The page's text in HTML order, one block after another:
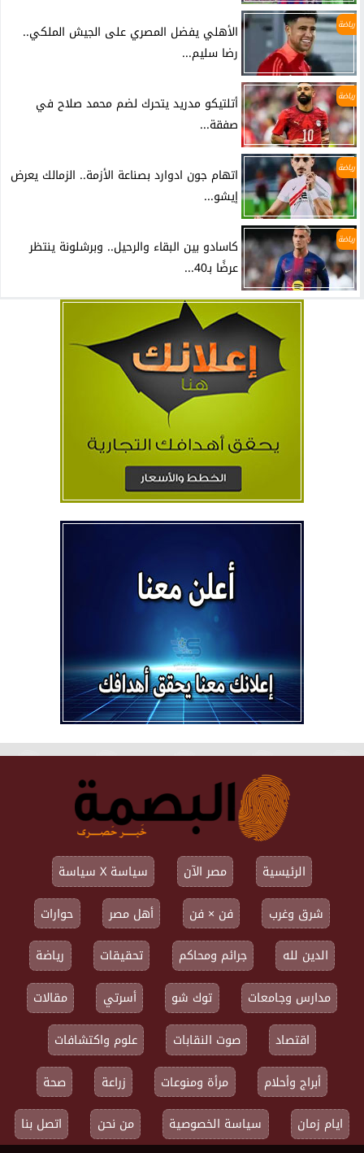
رياضة
الأهلي يفضل المصري على الجيش الملكي..
رضا سليم...
رياضة
أتلتيكو مدريد يتحرك لضم محمد صلاح في
صفقة...
رياضة
اتهام جون ادوارد بصناعة الأزمة.. الزمالك يعرض
إيشو...
رياضة
كاسادو بين البقاء والرحيل.. وبرشلونة ينتظر
عرضًا بـ40...
الرئيسية مصر الآن
سياسة X سياسة
شرق وغرب
فن × فن أهل مصر
حوارات
الدين لله
جرائم ومحاكم تحقيقات
رياضة
مدارس وجامعات
توك شو أسرتي
مقالات
اقتصاد
صوت النقابات
علوم واكتشافات
أبراج وأحلام
مرأة ومنوعات زراعة
صحة
ايام زمان
سياسة الخصوصية من نحن اتصل بنا